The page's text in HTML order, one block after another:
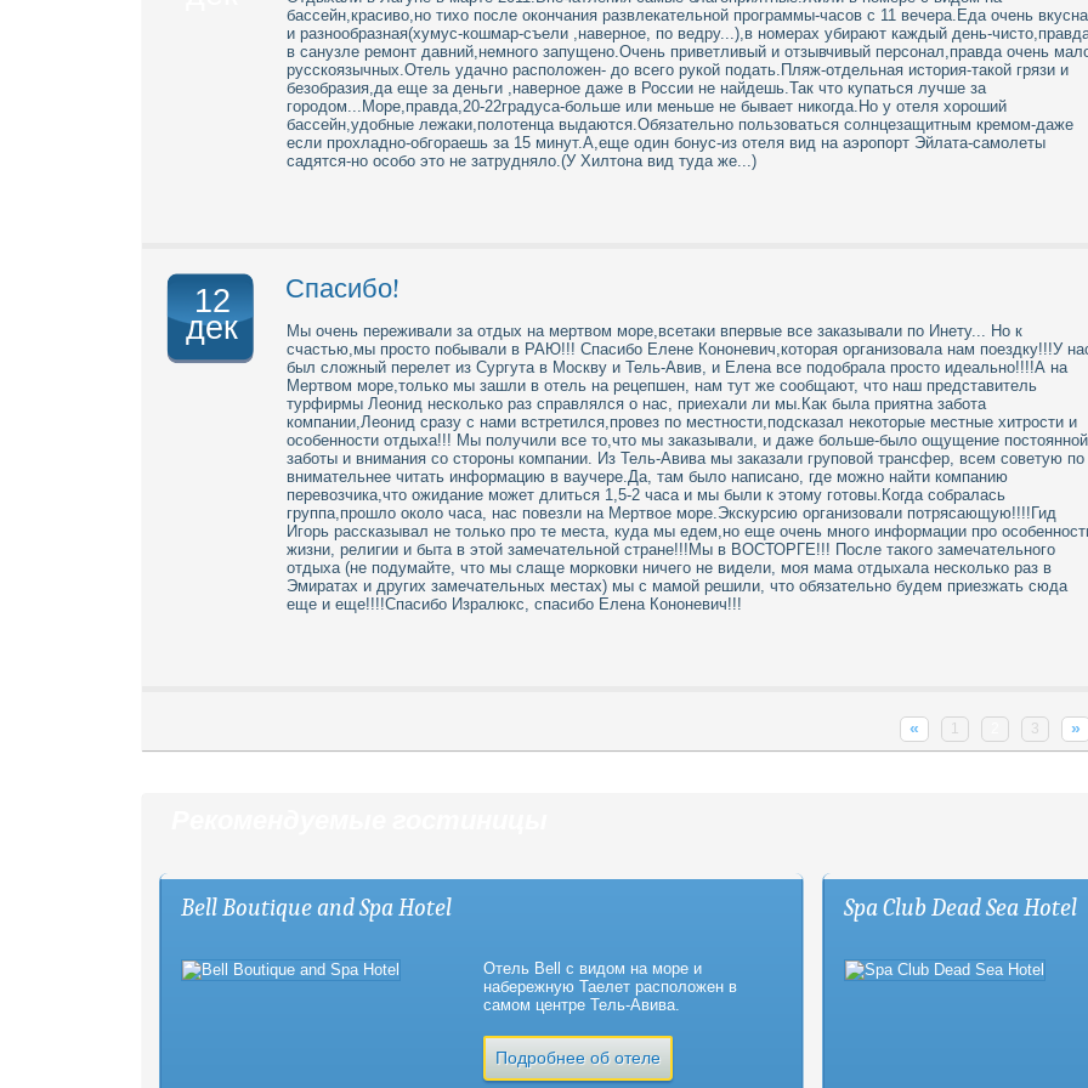
бассейн,красиво,но тихо после окончания развлекательной программы-часов с 11 вечера.Еда очень
и разнообразная(хумус-кошмар-съели ,наверное, по ведру...),в номерах убирают каждый день-
в санузле ремонт давний,немного запущено.Очень приветливый и отзывчивый персонал,правда очень
русскоязычных.Отель удачно расположен- до всего рукой подать.Пляж-отдельная история-такой грязи и
безобразия,да еще за деньги ,наверное даже в России не найдешь.Так что купаться лучше за
городом...Море,правда,20-22градуса-больше или меньше не бывает никогда.Но у отеля хороший
бассейн,удобные лежаки,полотенца выдаются.Обязательно пользоваться солнцезащитным кремом-даже
если прохладно-обгораешь за 15 минут.А,еще один бонус-из отеля вид на аэропорт Эйлата-самолеты
садятся-но особо это не затрудняло.(У Хилтона вид туда же...)
12
дек
Спасибо!
Мы очень переживали за отдых на мертвом море,всетаки впервые все заказывали по Инету... Но к
счастью,мы просто побывали в РАЮ!!! Спасибо Елене Кононевич,которая организовала нам поездку!!!У
был сложный перелет из Сургута в Москву и Тель-Авив, и Елена все подобрала просто идеально!!!!А на
Мертвом море,только мы зашли в отель на рецепшен, нам тут же сообщают, что наш представитель
турфирмы Леонид несколько раз справлялся о нас, приехали ли мы.Как была приятна забота
компании,Леонид сразу с нами встретился,провез по местности,подсказал некоторые местные хитрости и
особенности отдыха!!! Мы получили все то,что мы заказывали, и даже больше-было ощущение постоянной
заботы и внимания со стороны компании. Из Тель-Авива мы заказали груповой трансфер, всем советую по
внимательнее читать информацию в ваучере.Да, там было написано, где можно найти компанию
перевозчика,что ожидание может длиться 1,5-2 часа и мы были к этому готовы.Когда собралась
группа,прошло около часа, нас повезли на Мертвое море.Экскурсию организовали потрясающую!!!!Гид
Игорь рассказывал не только про те места, куда мы едем,но еще очень много информации про
жизни, религии и быта в этой замечательной стране!!!Мы в ВОСТОРГЕ!!! После такого замечательного
отдыха (не подумайте, что мы слаще морковки ничего не видели, моя мама отдыхала несколько раз в
Эмиратах и других замечательных местах) мы с мамой решили, что обязательно будем приезжать сюда
еще и еще!!!!Спасибо Изралюкс, спасибо Елена Кононевич!!!
« 1 3 »
Bell Boutique and Spa Hotel
Отель Bell с видом на море и
набережную Таелет расположен в
самом центре Тель-Авива.
Подробнее об отеле
Spa Club Dead Sea Hotel